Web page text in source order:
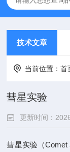
技术文章
当前位置：首
彗星实验
更新时间：
彗星实验（